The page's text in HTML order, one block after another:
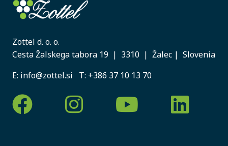
Zottel d. o. o.
Cesta Žalskega tabora 19 | 3310 | Žalec | Slovenia
E: info@zottel.si T: +386 37 10 13 70